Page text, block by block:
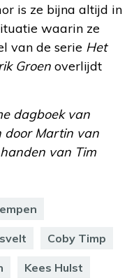
is ze bijna altijd in
waarin ze
van de serie Het
Groen overlijdt
dagboek van
door Martin van
van Tim
Coby Timp
Kees Hulst